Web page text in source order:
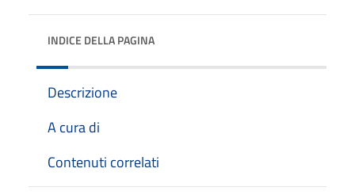
INDICE DELLA PAGINA
Descrizione
A cura di
Contenuti correlati